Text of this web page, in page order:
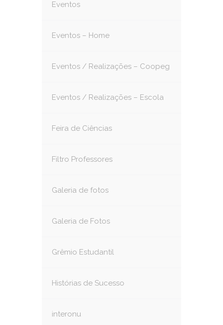
Eventos
Eventos – Home
Eventos / Realizações – Coopeg
Eventos / Realizações – Escola
Feira de Ciências
Filtro Professores
Galeria de fotos
Galeria de Fotos
Grêmio Estudantil
Histórias de Sucesso
interonu